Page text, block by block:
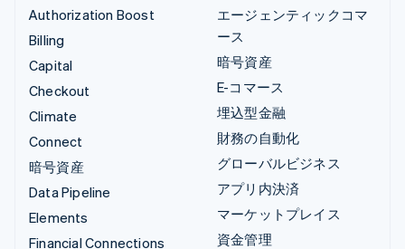
Authorization Boost
Billing
Capital
Checkout
Climate
Connect
暗号資産
Data Pipeline
Elements
Financial Connections
エージェンティックコマ
ース
暗号資産
E-コマース
埋込型金融
財務の自動化
グローバルビジネス
アプリ内決済
マーケットプレイス
資金管理